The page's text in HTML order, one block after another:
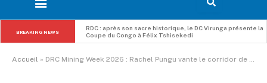
BREAKING NEWS
RDC : après son sacre historique, le DC Virunga présente la
Coupe du Congo à Félix Tshisekedi
Accueil » DRC Mining Week 2026 : Rachel Pungu vante le corridor de Lobito et les réformes pour faire de la RDC un hub industriel et d’investissement en Afrique